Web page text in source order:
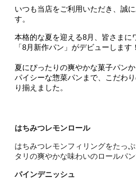
いつも当店をご利用いただき、誠
す。
本格的な夏を迎える8月、皆さまに
「8月新作パン」がデビューします！
夏にぴったりの爽やかな菓子パン
パイシーな惣菜パンまで、こだわ
り揃えました。
はちみつレモンロール
はちみつレモンフィリングをたっ
タリの爽やかな味わいのロールパン
パインデニッシュ